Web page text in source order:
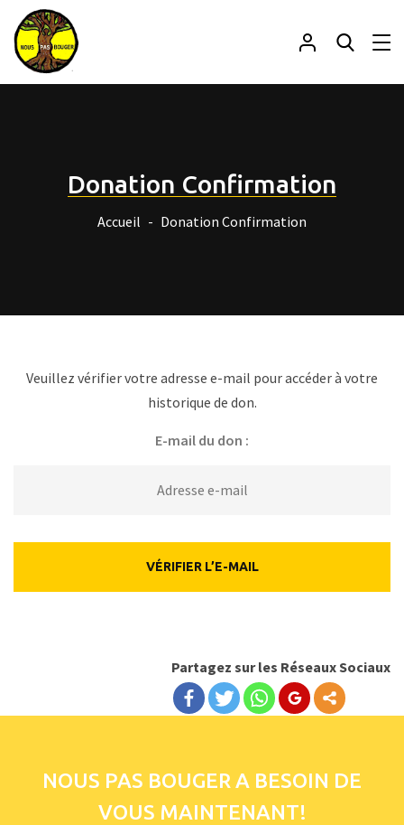
Donation Confirmation
Accueil Donation Confirmation
Veuillez vérifier votre adresse e-mail pour accéder à votre
historique de don.
E-mail du don :
Partagez sur les Réseaux Sociaux
NOUS PAS BOUGER A BESOIN DE
VOUS MAINTENANT!